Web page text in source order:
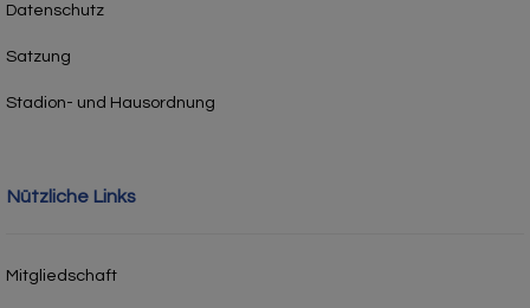
Datenschutz
Satzung
Stadion- und Hausordnung
Nützliche Links
Mitgliedschaft